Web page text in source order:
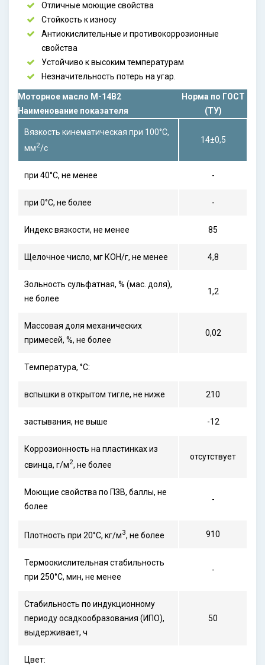
Отличные моющие свойства
Стойкость к износу
Антиокислительные и противокоррозионные
свойства
Устойчиво к высоким температурам
Незначительность потерь на угар.
Моторное масло М-14В2
Наименование показателя
Норма по ГОСТ
(ТУ)
Вязкость кинематическая при 100°С,
мм2/с
14±0,5
при 40°С, не менее -
при 0°С, не более -
Индекс вязкости, не менее 85
Щелочное число, мг КОН/г, не менее 4,8
Зольность сульфатная, % (мас. доля),
не более
1,2
Массовая доля механических
примесей, %, не более
0,02
Температура, °С:
вспышки в открытом тигле, не ниже 210
застывания, не выше -12
Коррозионность на пластинках из
свинца, г/м2, не более
отсутствует
Моющие свойства по ПЗВ, баллы, не
более
-
Плотность при 20°С, кг/м3, не более 910
Термоокислительная стабильность
при 250°С, мин, не менее
-
Стабильность по индукционному
периоду осадкообразования (ИПО),
выдерживает, ч
50
Цвет: